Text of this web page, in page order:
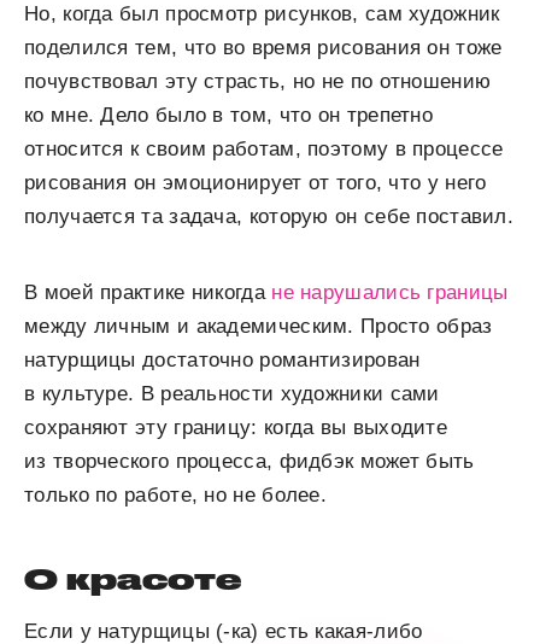
Но, когда был просмотр рисунков, сам художник
поделился тем, что во время рисования он тоже
почувствовал эту страсть, но не по отношению
ко мне. Дело было в том, что он трепетно
относится к своим работам, поэтому в процессе
рисования он эмоционирует от того, что у него
получается та задача, которую он себе поставил.
В моей практике никогда не нарушались границы
между личным и академическим. Просто образ
натурщицы достаточно романтизирован
в культуре. В реальности художники сами
сохраняют эту границу: когда вы выходите
из творческого процесса, фидбэк может быть
только по работе, но не более.
О красоте
Если у натурщицы (-ка) есть какая-либо